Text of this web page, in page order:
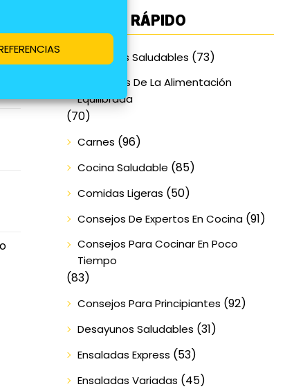
de
ACCESO RÁPIDO
Alimentos Saludables (73)
Beneficios De La Alimentación
Equilibrada
(70)
Carnes (96)
Cocina Saludable (85)
Comidas Ligeras (50)
Consejos De Expertos En Cocina(91)
Consejos Para Cocinar En Poco
Tiempo
(83)
Consejos Para Principiantes (92)
Desayunos Saludables (31)
Ensaladas Express (53)
Ensaladas Variadas (45)